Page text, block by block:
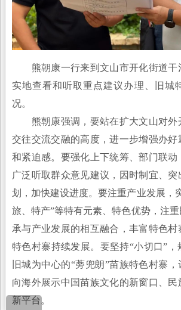
熊朝康一行来到文山市开化街道干
实地查看和听取重点建议办理、旧城
况。
熊朝康强调，要站在扩大文山对外
交往交流交融的高度，进一步增强办
和紧迫感。要强化上下统筹、部门联动
广泛听取群众意见建议，因时制宜、
划，加快建设进度。要注重产业发展，
旅、特产”等特有元素、特色优势，注
承与产业发展的相互融合，丰富特色
特色村寨持续发展。要坚持“小切口”，
旧城为中心的“蒡兜朗”苗族特色村寨
向海外展示中国苗族文化的新窗口、民
新平台。